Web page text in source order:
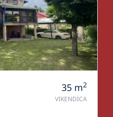
35 m2
VIKENDICA